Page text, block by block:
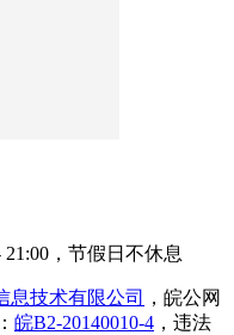
，节假日不休息
息技术有限公司
，皖公网
皖B2-20140010-4 ，违法